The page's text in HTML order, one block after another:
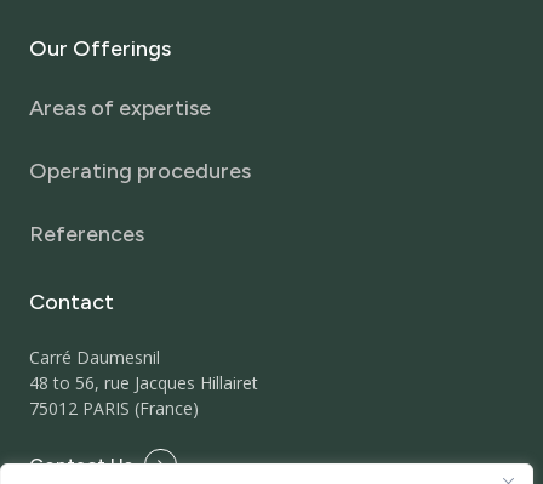
Our Offerings
Areas of expertise
Operating procedures
References
Contact
Carré Daumesnil
48 to 56, rue Jacques Hillairet
75012 PARIS (France)
Contact Us